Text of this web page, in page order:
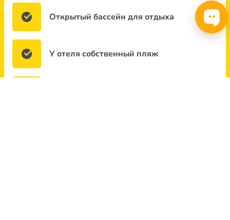
Открытый бассейн для отдыха
У отеля собственный пляж